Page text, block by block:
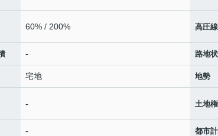
60% / 200% 高圧
- 路地
宅地 地勢
- 土地
- 都市